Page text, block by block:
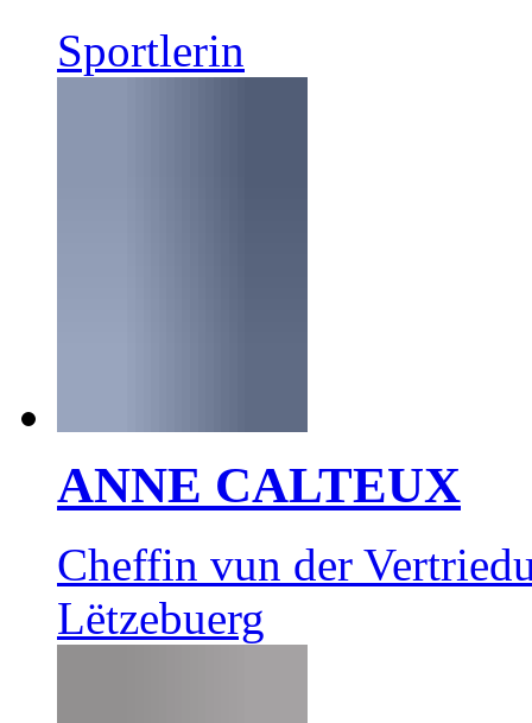
Sportlerin
ANNE CALTEUX
Cheffin vun der
Lëtzebuerg